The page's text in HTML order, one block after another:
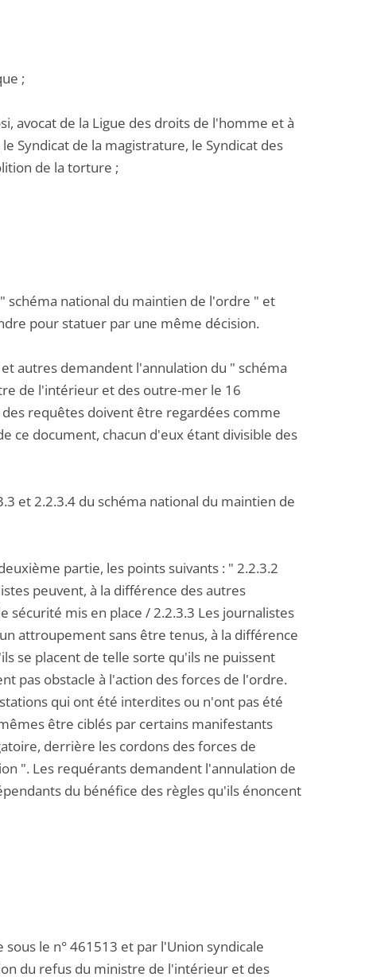
;
avocat de la Ligue des droits de l'homme et à
Syndicat de la magistrature, le Syndicat des
de la torture ;
national du maintien de l'ordre " et
pour statuer par une même décision.
autres demandent l'annulation du " schéma
de l'intérieur et des outre-mer le 16
requêtes doivent être regardées comme
ce document, chacun d'eux étant divisible des
et 2.2.3.4 du schéma national du maintien de
partie, les points suivants : " 2.2.3.2
peuvent, à la différence des autres
mis en place / 2.2.3.3 Les journalistes
attroupement sans être tenus, à la différence
se placent de telle sorte qu'ils ne puissent
pas obstacle à l'action des forces de l'ordre.
qui ont été interdites ou n'ont pas été
être ciblés par certains manifestants
derrière les cordons des forces de
". Les requérants demandent l'annulation de
du bénéfice des règles qu'ils énoncent
le n° 461513 et par l'Union syndicale
du refus du ministre de l'intérieur et des